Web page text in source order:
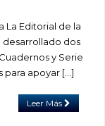
La Editorial de la
desarrollado dos
y Serie
para apoyar […]
Leer Más